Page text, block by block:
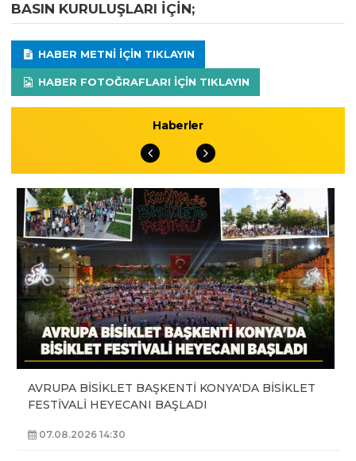
BASIN KURULUŞLARI IÇIN;
HABER METNI IÇIN TIKLAYIN
HABER FOTOĞRAFLARI IÇIN TIKLAYIN
Haberler
AVRUPA BİSİKLET BAŞKENTİ KONYA'DA BİSİKLET
FESTİVALİ HEYECANI BAŞLADI
07.08.2026 14:30